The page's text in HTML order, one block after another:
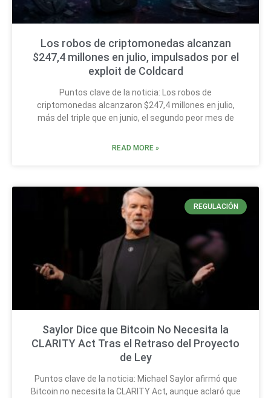
Los robos de criptomonedas alcanzan
$247,4 millones en julio, impulsados por el
exploit de Coldcard
Puntos clave de la noticia: Los robos de
criptomonedas alcanzaron $247,4 millones en julio,
más del triple que en junio, el segundo peor mes de
READ MORE »
REGULACIÓN
Saylor Dice que Bitcoin No Necesita la
CLARITY Act Tras el Retraso del Proyecto
de Ley
Puntos clave de la noticia: Michael Saylor afirmó que
Bitcoin no necesita la CLARITY Act, aunque aclaró que